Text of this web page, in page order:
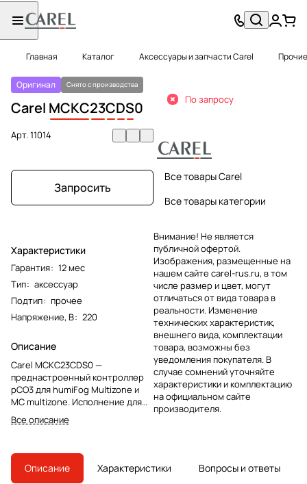
Главная Каталог Аксессуары и запчасти Carel
Оригинал Снято с производства
Carel MCKC23CDS0
Арт.11014
Запросить
Характеристики
Гарантия: 12 мес
Тип: аксессуар
Подтип: прочее
Напряжение, В: 220
Описание
Carel MCKC23CDS0 —
преднастроенный контроллер
pCO3 для humiFog Multizone и
MC multizone. Исполнение для
станции 230 л/ч, управление
влажностью ON/OFF, роль
Все описание
По запросу
Все товары Carel
Все товары категории
Внимание! Не является
публичной офертой.
Изображения, размещенные на
нашем сайте carel-rus.ru, в том
числе размер и цвет, могут
отличаться от вида товара в
реальности. Изменение
технических характеристик,
внешнего вида, комплектации
товара, возможны без
уведомления покупателя. В
случае сомнений уточняйте
характеристики и комплектацию
на официальном сайте
производителя.
Описание Характеристики Вопросы и ответы